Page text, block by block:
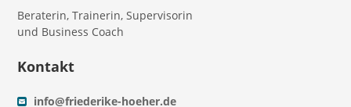
Beraterin, Trainerin, Supervisorin
und Business Coach
Kontakt
info@friederike-hoeher.de